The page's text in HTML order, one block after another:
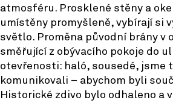
atmosféru. Prosklené stěny a
umístěny promyšleně, vybírají si
světlo. Proměna původní brány v
směřující z obývacího pokoje do
otevřenosti: haló, sousedé, jsme
komunikovali – abychom byli
Historické zdivo bylo odhaleno a